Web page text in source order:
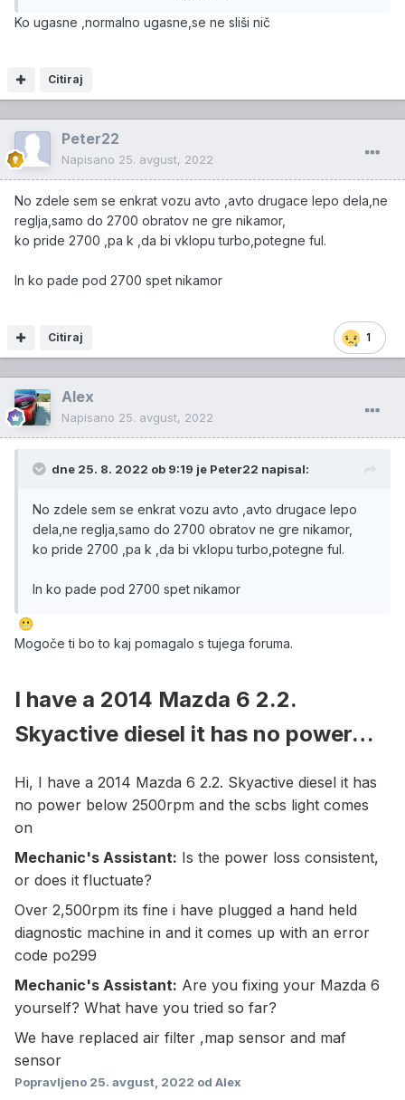
Bi pa js tut še spucal MAP:
Ko ugasne ,normalno ugasne,se ne sliši nič
Citiraj
Peter22
Napisano 25. avgust, 2022
No zdele sem se enkrat vozu avto ,avto drugace lepo dela,ne
reglja,samo do 2700 obratov ne gre nikamor,
ko pride 2700 ,pa k ,da bi vklopu turbo,potegne ful.
In ko pade pod 2700 spet nikamor
1
Citiraj
Alex
Napisano 25. avgust, 2022
dne 25. 8. 2022 ob 9:19 je Peter22 napisal:
No zdele sem se enkrat vozu avto ,avto drugace lepo
dela,ne reglja,samo do 2700 obratov ne gre nikamor,
ko pride 2700 ,pa k ,da bi vklopu turbo,potegne ful.
In ko pade pod 2700 spet nikamor
😬
Mogoče ti bo to kaj pomagalo s tujega foruma.
I have a 2014 Mazda 6 2.2.
Skyactive diesel it has no power…
Hi, I have a 2014 Mazda 6 2.2. Skyactive diesel it has
no power below 2500rpm and the scbs light comes
on
Mechanic's Assistant: Is the power loss consistent,
or does it fluctuate?
Over 2,500rpm its fine i have plugged a hand held
diagnostic machine in and it comes up with an error
code po299
Mechanic's Assistant: Are you fixing your Mazda 6
yourself? What have you tried so far?
We have replaced air filter ,map sensor and maf
sensor
Popravljeno 25. avgust, 2022 od Alex